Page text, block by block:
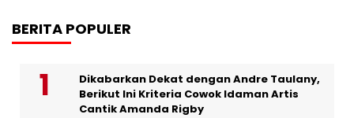
BERITA POPULER
Dikabarkan Dekat dengan Andre Taulany,
Berikut Ini Kriteria Cowok Idaman Artis
Cantik Amanda Rigby